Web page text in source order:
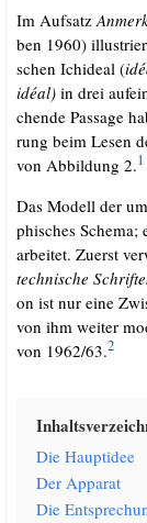
Im Auf­satz
ben 1960)
schen Ichide­al (
idé­al)in drei
chen­de Pas­sa­ge
rung beim Lesen
von Abbil­dung 2.1
Das Modell der
phi­sches
ar­bei­tet. Zuerst
tech­ni­sche
on ist nur eine
von ihm wei­ter
von 1962/​63.2
Die Haupt­idee
Der Appa­rat
Die